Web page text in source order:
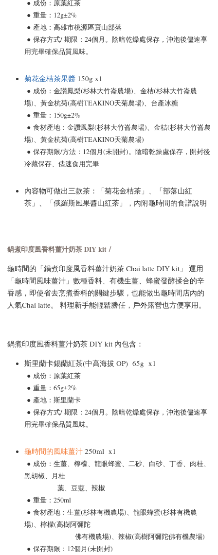
● 成份： 原葉紅茶
● 重量：12g±2%
● 產地： 高雄市桃源區寶山部落
● 保存方式/ 期限： 24個月。 陰暗乾燥處保存 ，沖泡後儘速享
用完畢確保品質風味。
菊花金桔茶果醬 150g x1
● 成份： 金讚鳳梨(杉林大竹崙農場)、金桔(杉林大竹崙農
場)、黃金杭菊(高樹TEAKINO天菊農場)、台產冰糖
● 重量： 150g±2%
● 食材產地： 金讚鳳梨(杉林大竹崙農場)、金桔(杉林大竹崙農
場)、黃金杭菊(高樹TEAKINO天菊農場)
● 保存期限/方法 ：12個月(未開封)。 陰暗乾燥處保存 ， 開封後
冷藏保存、儘速食用完畢
內容物可做出三款茶：「菊花金桔茶」、「部落山紅
茶」、「俄羅斯風果醬山紅茶」，內附龜時間的食譜說明
鍋煮印度風香料薑汁奶茶 DIY kit/
龜時間的「鍋煮印度風香料薑汁奶茶 Chai latte DIY kit」 運用
「龜時間風味薑汁」數種香料、有機生薑、蜂蜜發酵揉合的辛
香感，即使省去烹煮香料的關鍵步驟，也能做出龜時間店內的
人氣Chai latte。 料理新手能輕鬆勝任，戶外露營也方便享用。
鍋煮印度風香料薑汁奶茶 DIY kit 內包含：
斯里蘭卡錫蘭紅茶(中高海拔 OP) 65g x1
● 成份： 原葉紅茶
● 重量：65g±2%
● 產地：斯里蘭卡
● 保存方式/ 期限： 24個月。 陰暗乾燥處保存 ，沖泡後儘速享
用完畢確保品質風味。
龜時間的風味薑汁 250ml x1
● 成份： 生薑、檸檬、龍眼蜂蜜、二砂、白砂、丁香、肉桂、
黑胡椒、月桂
葉、豆蔻、辣椒
● 重量：250ml
● 食材產地： 生薑(杉林有機農場)、龍眼蜂蜜(杉林有機農
場)、檸檬(高樹阿彌陀
佛有機農場)、辣椒(高樹阿彌陀佛有機農場)
● 保存期限：12個月(未開封)